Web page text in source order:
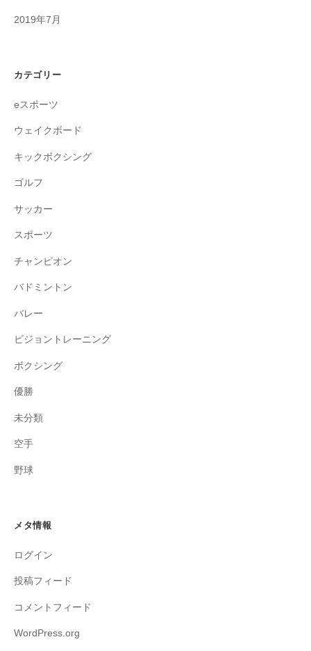
2019年7月
カテゴリー
eスポーツ
ウェイクボード
キックボクシング
ゴルフ
サッカー
スポーツ
チャンピオン
バドミントン
バレー
ビジョントレーニング
ボクシング
優勝
未分類
空手
野球
メタ情報
ログイン
投稿フィード
コメントフィード
WordPress.org